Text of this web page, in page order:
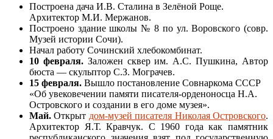
Построена дача И.В. Сталина в Зелёной Роще.
Архитектор М.И. Мержанов.
Построено здание школы № 8 по ул. Воровского (совр.
Музей истории Сочи).
Начал работу Сочинский хлебокомбинат.
10 февраля.Заложен сквер им. А.С. Пушкина, Автор
бюста — скульптор С.З. Мограчев.
15 февраля. Вышло постановление Совнаркома СССР
«Об увековечении памяти писателя-орденоносца Н.А.
Островского и создании в его доме музея».
Май. Открыт дом-музей писателя Николая Островского.
Архитектор Я.Т. Кравчук. С 1960 года как памятник